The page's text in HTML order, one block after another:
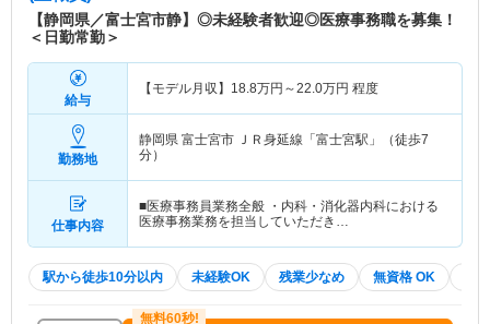
【静岡県／富士宮市静】◎未経験者歓迎◎医療事務職を募集！
＜日勤常勤＞
給与
【モデル月収】 18.8万円～22.0万円 程度
勤務地
静岡県 富士宮市 ＪＲ身延線「富士宮駅」（徒歩7
分）
仕事内容
■医療事務員業務全般 ・内科・消化器内科における
医療事務業務を担当していただき…
駅から徒歩10分以内 未経験OK 残業少なめ 無資格 OK